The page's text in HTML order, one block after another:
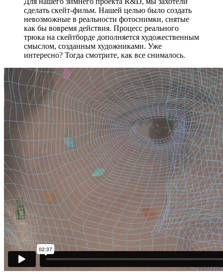
сделать скейт-фильм. Нашей целью было создать
невозможные в реальности фотоснимки, снятые
как бы вовремя действия. Процесс реального
трюка на скейтборде дополняется художественным
смыслом, созданным художниками. Уже
интересно? Тогда смотрите, как все снималось.